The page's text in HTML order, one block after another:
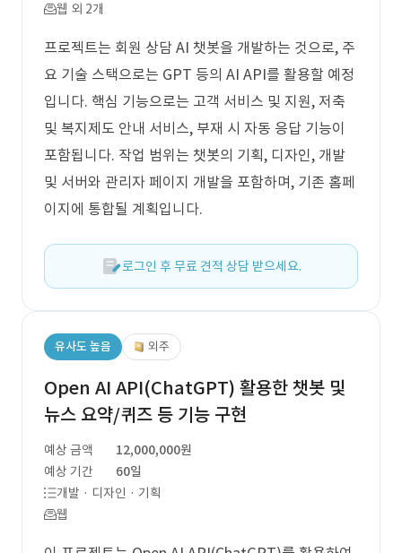
웹 외 2개
프로젝트는 회원 상담 AI 챗봇을 개발하는 것으로, 주
요 기술 스택으로는 GPT 등의 AI API를 활용할 예정
입니다. 핵심 기능으로는 고객 서비스 및 지원, 저축
및 복지제도 안내 서비스, 부재 시 자동 응답 기능이
포함됩니다. 작업 범위는 챗봇의 기획, 디자인, 개발
및 서버와 관리자 페이지 개발을 포함하며, 기존 홈페
이지에 통합될 계획입니다.
로그인 후 무료 견적 상담 받으세요.
유사도 높음 외주
Open AI API(ChatGPT) 활용한 챗봇 및
뉴스 요약/퀴즈 등 기능 구현
예상 금액
12,000,000원
예상 기간
60일
개발 · 디자인 · 기획
웹